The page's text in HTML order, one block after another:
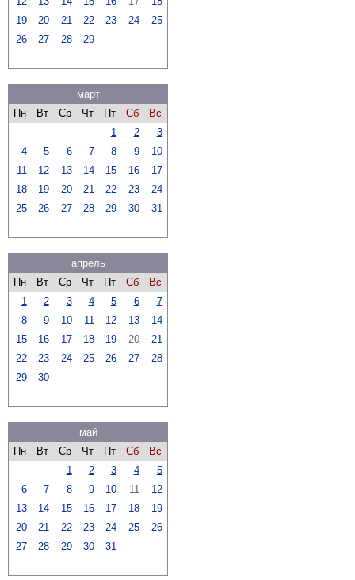
19
20 21 22 23 24
25
26
27 28 29
март
Пн
Вт Ср Чт Пт Сб
Вс
1
2
3
4
5 6 7 8 9
10
11
12 13 14 15 16
17
18
19 20 21 22 23
24
25
26 27 28 29 30 31
апрель
Пн
Вт Ср Чт Пт Сб
Вс
1
2 3 4 5 6
7
8
9 10 11 12 13
14
15
16 17 18 19 20
21
22
23 24 25 26 27
28
29
30
май
Пн
Вт Ср Чт Пт Сб
Вс
1
2 3 4
5
6
7 8 9 10 11
12
13
14 15 16 17 18
19
20
21 22 23 24 25
26
27
28 29 30 31